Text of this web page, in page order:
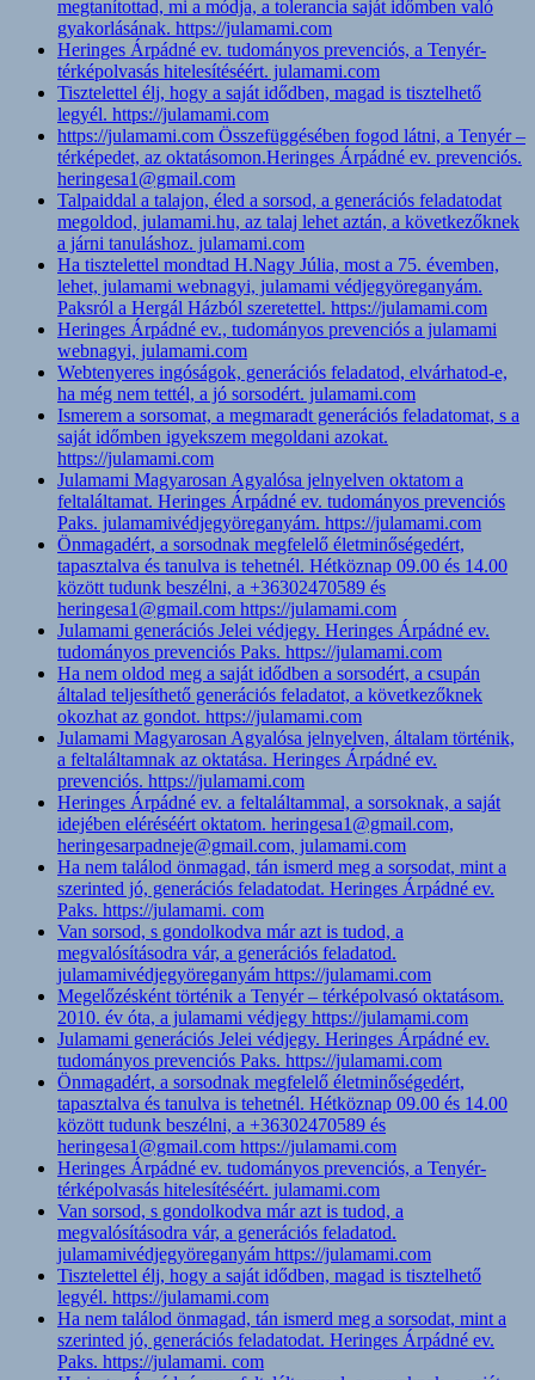
megtanítottad, mi a módja, a tolerancia saját időmben való
gyakorlásának. https://julamami.com
Heringes Árpádné ev. tudományos prevenciós, a Tenyér-
térképolvasás hitelesítéséért. julamami.com
Tisztelettel élj, hogy a saját idődben, magad is tisztelhető
legyél. https://julamami.com
https://julamami.com Összefüggésében fogod látni, a Tenyér –
térképedet, az oktatásomon.Heringes Árpádné ev. prevenciós.
heringesa1@gmail.com
Talpaiddal a talajon, éled a sorsod, a generációs feladatodat
megoldod, julamami.hu, az talaj lehet aztán, a következőknek
a járni tanuláshoz. julamami.com
Ha tisztelettel mondtad H.Nagy Júlia, most a 75. évemben,
lehet, julamami webnagyi, julamami védjegyöreganyám.
Paksról a Hergál Házból szeretettel. https://julamami.com
Heringes Árpádné ev., tudományos prevenciós a julamami
webnagyi, julamami.com
Webtenyeres ingóságok, generációs feladatod, elvárhatod-e,
ha még nem tettél, a jó sorsodért. julamami.com
Ismerem a sorsomat, a megmaradt generációs feladatomat, s a
saját időmben igyekszem megoldani azokat.
https://julamami.com
Julamami Magyarosan Agyalósa jelnyelven oktatom a
feltaláltamat. Heringes Árpádné ev. tudományos prevenciós
Paks. julamamivédjegyöreganyám. https://julamami.com
Önmagadért, a sorsodnak megfelelő életminőségedért,
tapasztalva és tanulva is tehetnél. Hétköznap 09.00 és 14.00
között tudunk beszélni, a +36302470589 és
heringesa1@gmail.com https://julamami.com
Julamami generációs Jelei védjegy. Heringes Árpádné ev.
tudományos prevenciós Paks. https://julamami.com
Ha nem oldod meg a saját idődben a sorsodért, a csupán
általad teljesíthető generációs feladatot, a következőknek
okozhat az gondot. https://julamami.com
Julamami Magyarosan Agyalósa jelnyelven, általam történik,
a feltaláltamnak az oktatása. Heringes Árpádné ev.
prevenciós. https://julamami.com
Heringes Árpádné ev. a feltaláltammal, a sorsoknak, a saját
idejében eléréséért oktatom. heringesa1@gmail.com,
heringesarpadneje@gmail.com, julamami.com
Ha nem találod önmagad, tán ismerd meg a sorsodat, mint a
szerinted jó, generációs feladatodat. Heringes Árpádné ev.
Paks. https://julamami. com
Van sorsod, s gondolkodva már azt is tudod, a
megvalósításodra vár, a generációs feladatod.
julamamivédjegyöreganyám https://julamami.com
Megelőzésként történik a Tenyér – térképolvasó oktatásom.
2010. év óta, a julamami védjegy https://julamami.com
Julamami generációs Jelei védjegy. Heringes Árpádné ev.
tudományos prevenciós Paks. https://julamami.com
Önmagadért, a sorsodnak megfelelő életminőségedért,
tapasztalva és tanulva is tehetnél. Hétköznap 09.00 és 14.00
között tudunk beszélni, a +36302470589 és
heringesa1@gmail.com https://julamami.com
Heringes Árpádné ev. tudományos prevenciós, a Tenyér-
térképolvasás hitelesítéséért. julamami.com
Van sorsod, s gondolkodva már azt is tudod, a
megvalósításodra vár, a generációs feladatod.
julamamivédjegyöreganyám https://julamami.com
Tisztelettel élj, hogy a saját idődben, magad is tisztelhető
legyél. https://julamami.com
Ha nem találod önmagad, tán ismerd meg a sorsodat, mint a
szerinted jó, generációs feladatodat. Heringes Árpádné ev.
Paks. https://julamami. com